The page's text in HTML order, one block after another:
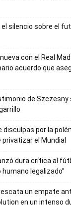
silencio sobre el
con el Real
acuerdo que
de Szczesny
disculpas por la
el Mundial
dura crítica al
humano legalizado”
un empate
en un intenso